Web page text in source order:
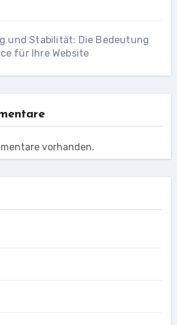
und Stabilität: Die Bedeutung
für Ihre Website
vorhanden.